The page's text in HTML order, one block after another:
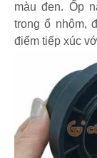
màu đen. Ốp
trong ổ nhôm,
điểm tiếp xúc